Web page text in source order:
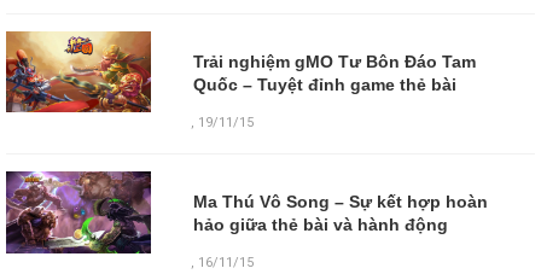
Trải nghiệm gMO Tư Bôn Đáo Tam
Quốc – Tuyệt đỉnh game thẻ bài
, 19/11/15
Ma Thú Vô Song – Sự kết hợp hoàn
hảo giữa thẻ bài và hành động
, 16/11/15